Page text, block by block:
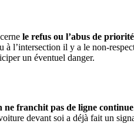
le refus ou l’abus de priorité
l’intersection il y a le non-
un éventuel danger.
ne franchit pas de ligne continue
devant soi a déjà fait un